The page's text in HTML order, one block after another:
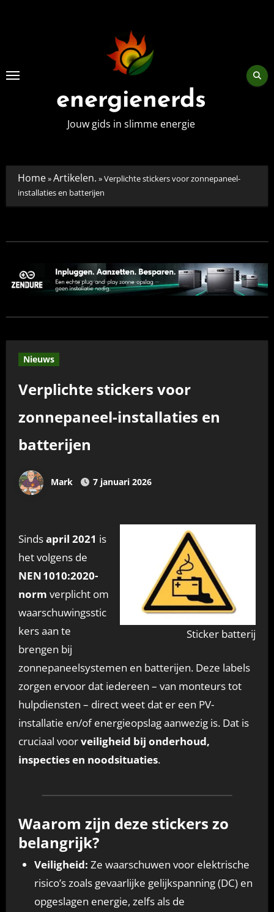
energienerds
Jouw gids in slimme energie
Home»Artikelen. »Verplichte stickers voor zonnepaneel-
installaties en batterijen
Nieuws
Verplichte stickers voor
zonnepaneel-installaties en
batterijen
Mark 7 januari 2026
Sticker batterij
Sindsapril 2021 is
het volgens de
NEN 1010:2020-
norm verplicht om
waarschuwingsstic
kers aan te
brengen bij
zonnepaneelsystemen en batterijen. Deze labels
zorgen ervoor dat iedereen – van monteurs tot
hulpdiensten – direct weet dat er een PV-
installatie en/of energieopslag aanwezig is. Dat is
cruciaal voorveiligheid bij onderhoud,
inspecties en noodsituaties.
Waarom zijn deze stickers zo
belangrijk?
Veiligheid: Ze waarschuwen voor elektrische
risico’s zoals gevaarlijke gelijkspanning (DC) en
opgeslagen energie, zelfs als de